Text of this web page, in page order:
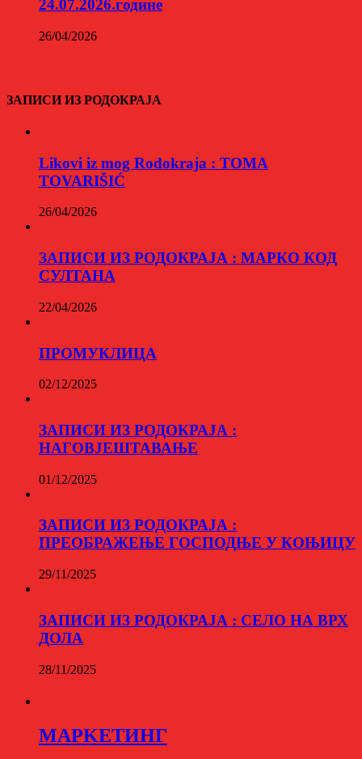
24.07.2026.године
26/04/2026
ЗАПИСИ ИЗ РОДОКРАЈА
Likovi iz mog Rodokraja : TOMA
TOVARIŠIĆ
26/04/2026
ЗАПИСИ ИЗ РОДОКРАЈА : МАРКО КОД
СУЛТАНА
22/04/2026
ПРОМУКЛИЦА
02/12/2025
ЗАПИСИ ИЗ РОДОКРАЈА :
НАГОВЈЕШТАВАЊЕ
01/12/2025
ЗАПИСИ ИЗ РОДОКРАЈА :
ПРЕОБРАЖЕЊЕ ГОСПОДЊЕ У КОЊИЦУ
29/11/2025
ЗАПИСИ ИЗ РОДОКРАЈА : СЕЛО НА ВРХ
ДОЛА
28/11/2025
МАРKЕТИНГ